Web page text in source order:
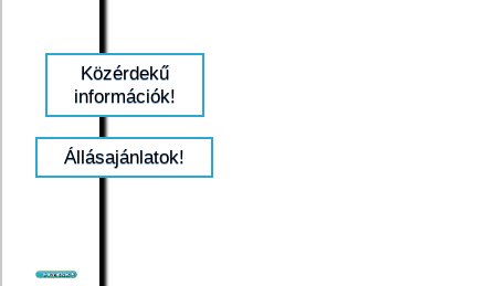
Közérdekű
információk!
Állásajánlatok!